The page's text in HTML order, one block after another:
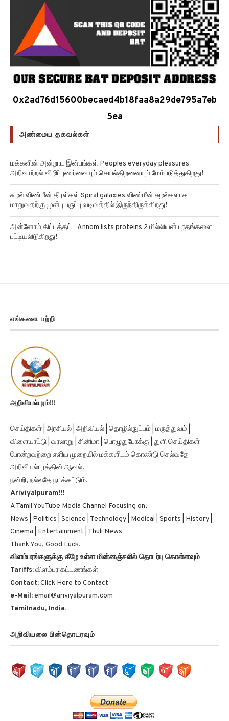
0x2ad76d15600becaed4b18faa8a29de795a7eb
5ea
அண்மைய தகவல்கள்
மக்களின் அன்றாட இன்பங்கள் Peoples everyday pleasures
அறிவாற்றல் விழிப்புணர்வையும் செயல்திறனையும் மேம்படுத்துகிறது!
சுழல் விண்மீன் திரள்கள் Spiral galaxies விண்மீன் சுழல்களாக
மாறுவதற்கு முன்பு பருப்பு வடிவத்தில் இருந்திருக்கிறது!
அன்னோம் கிட்டத்தட்ட Annom lists proteins 2 மில்லியன் புரதங்களை
பட்டியலிடுகிறது!
எங்களை பற்றி
அறிவியல்புரம்!!!
செய்திகள் | அரசியல் | அறிவியல் | தொழில்நுட்பம் | மருத்துவம் |
விளையாட்டு | வரலாறு | சினிமா | பொழுதுபோக்கு | துளி செய்திகள்
போன்றவற்றை எளிய முறையில் மக்களிடம் கொண்டு செல்வதே
அறிவியல்புரத்தின் ஆவல்.
நன்றி, நல்லதே நடக்கட்டும்.
Ariviyalpuram!!!
A Tamil YouTube Media Channel Focusing on,
News | Politics | Science | Technology | Medical | Sports | History |
Cinema | Entertainment | Thuli News
Thank You, Good Luck.
விளம்பரங்களுக்கு கீழே உள்ள மின்னஞ்சலில் தொடர்பு கொள்ளவும்
Tariffs: விளம்பர கட்டணங்கள்
Contact: Click Here to Contact
e-Mail: email@ariviyalpuram.com
Tamilnadu, India.
அறிவியலை பின்தொடரவும்